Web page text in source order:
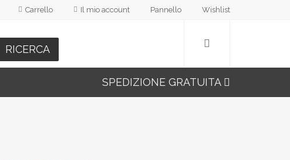
Carrello Il mio account Pannello Wishlist
RICERCA
SPEDIZIONE GRATUITA